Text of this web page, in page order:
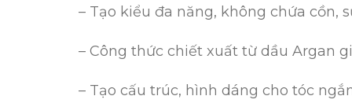
– Tạo kiểu đa năng, không chứa cồn,
– Công thức chiết xuất từ dầu Argan
– Tạo cấu trúc, hình dáng cho tóc